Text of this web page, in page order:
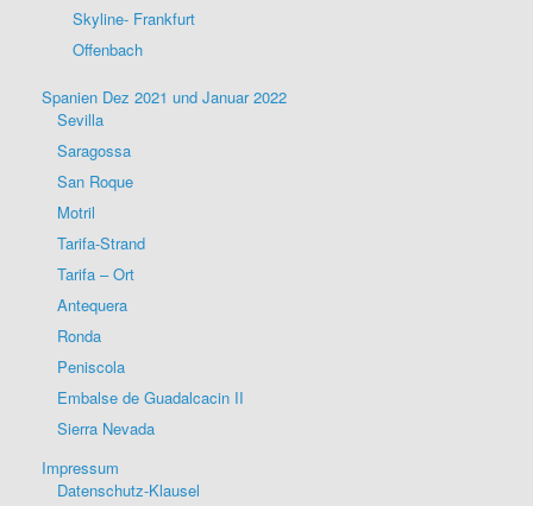
Skyline- Frankfurt
Offenbach
Spanien Dez 2021 und Januar 2022
Sevilla
Saragossa
San Roque
Motril
Tarifa-Strand
Tarifa – Ort
Antequera
Ronda
Peniscola
Embalse de Guadalcacin II
Sierra Nevada
Impressum
Datenschutz-Klausel